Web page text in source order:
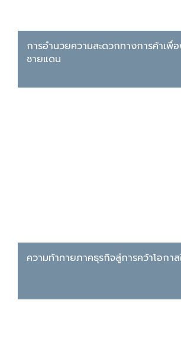
การอำนวยความสะดวกทางการค้าเ
ชายแดน
ความท้าทายภาคธุรกิจสู่การคว้าโอกาส